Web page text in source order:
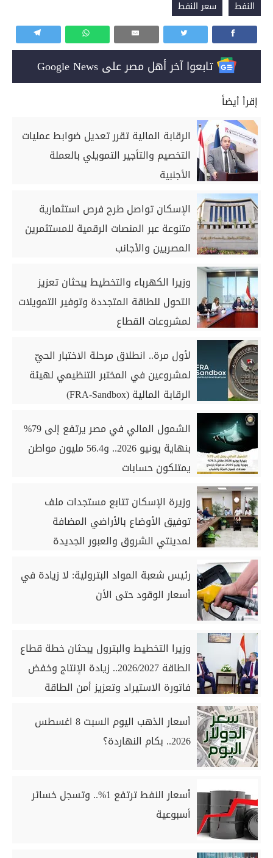
النفط سعر النفط
تابعوا آخر أهل مصر على Google News
إقرأ أيضاً
الرقابة المالية تقرر تعديل ضوابط عمليات
التخصيم والتأجير التمويلي بالعملة
الأجنبية
الإسكان تواصل طرح فرص استثمارية
متنوعة عبر المنصات الرقمية للمستثمرين
المصريين والأجانب
وزيرا الكهرباء والتخطيط يبحثان تعزيز
التحول للطاقة المتجددة وتوفير التمويلات
لمشروعات القطاع
لأول مرة.. انطلاق مرحلة الاختبار الحيّ
لمشروعين في المختبر التنظيمي لهيئة
الرقابة المالية (FRA-Sandbox)
الشمول المالي في مصر يرتفع إلى 79%
بنهاية يونيو 2026.. و56.4 مليون مواطن
يمتلكون حسابات
وزيرة الإسكان تتابع مستجدات ملف
توفيق الأوضاع بالأراضي المضافة
لمدينتي الشروق والعبور الجديدة
رئيس شعبة المواد البترولية: لا زيادة في
أسعار الوقود حتى الأن
وزيرا التخطيط والبترول يبحثان خطة قطاع
الطاقة 2026/2027.. زيادة الإنتاج وخفض
فاتورة الاستيراد وتعزيز أمن الطاقة
أسعار الذهب اليوم السبت 8 اغسطس
2026.. بكام النهاردة؟
أسعار النفط ترتفع 1%.. وتسجل خسائر
أسبوعية